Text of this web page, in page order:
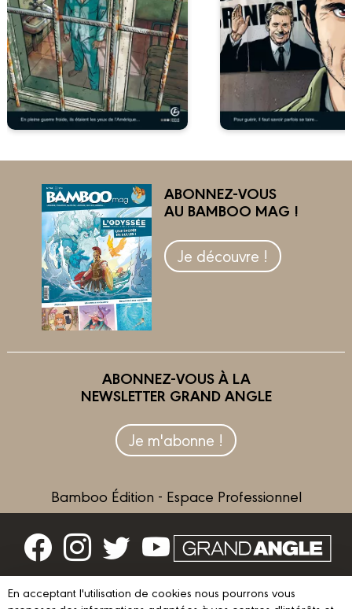
ABONNEZ-VOUS
AU BAMBOO MAG !
Je découvre !
ABONNEZ-VOUS À LA
NEWSLETTER GRAND ANGLE
Je m'abonne !
Bamboo Édition - Espace Professionnel
Contactez-nous
En acceptant l'utilisation de cookies nous pourrons vous